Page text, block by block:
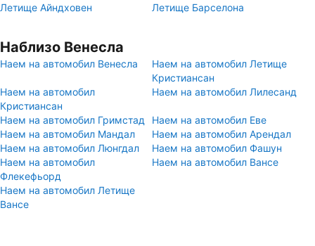
Летище Айндховен
Летище Барселона
Наблизо Венесла
Наем на автомобил Венесла
Наем на автомобил Летище
Кристиансан
Наем на автомобил
Кристиансан
Наем на автомобил Лилесанд
Наем на автомобил Гримстад
Наем на автомобил Еве
Наем на автомобил Мандал
Наем на автомобил Арендал
Наем на автомобил Люнгдал
Наем на автомобил Фашун
Наем на автомобил
Флекефьорд
Наем на автомобил Вансе
Наем на автомобил Летище
Вансе